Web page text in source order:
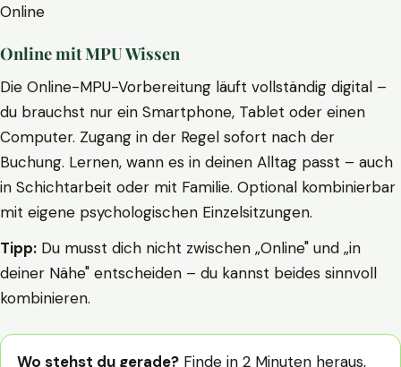
Online
Online mit MPU Wissen
Die Online-MPU-Vorbereitung läuft vollständig digital –
du brauchst nur ein Smartphone, Tablet oder einen
Computer. Zugang in der Regel sofort nach der
Buchung. Lernen, wann es in deinen Alltag passt – auch
in Schichtarbeit oder mit Familie. Optional kombinierbar
mit eigene psychologischen Einzelsitzungen.
Tipp: Du musst dich nicht zwischen „Online" und „in
deiner Nähe" entscheiden – du kannst beides sinnvoll
kombinieren.
Wo stehst du gerade? Finde in 2 Minuten heraus,